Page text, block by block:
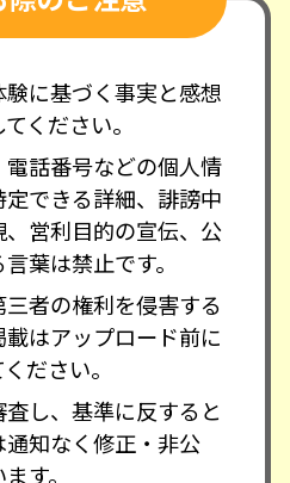
に基づく事実と感想
ください。
話番号などの個人情
できる詳細、誹謗中
営利目的の宣伝、公
葉は禁止です。
者の権利を侵害する
はアップロード前に
ださい。
し、基準に反すると
知なく修正・非公
す。